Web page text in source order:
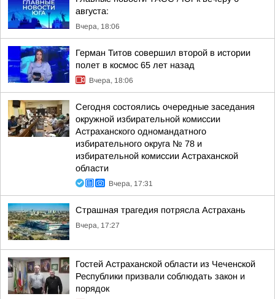
августа:
Вчера, 18:06
Герман Титов совершил второй в истории
полет в космос 65 лет назад
Вчера, 18:06
Сегодня состоялись очередные заседания
окружной избирательной комиссии
Астраханского одномандатного
избирательного округа № 78 и
избирательной комиссии Астраханской
области
Вчера, 17:31
Страшная трагедия потрясла Астрахань
Вчера, 17:27
Гостей Астраханской области из Чеченской
Республики призвали соблюдать закон и
порядок